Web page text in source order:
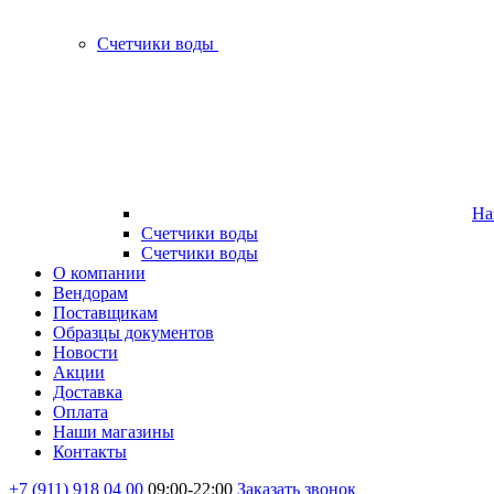
Счетчики воды
Счетчики воды
Счетчики воды
О компании
Вендорам
Поставщикам
Образцы документов
Новости
Акции
Доставка
Оплата
Наши магазины
Контакты
+7 (911) 918 04 00 09:00-22:00 Заказать звонок